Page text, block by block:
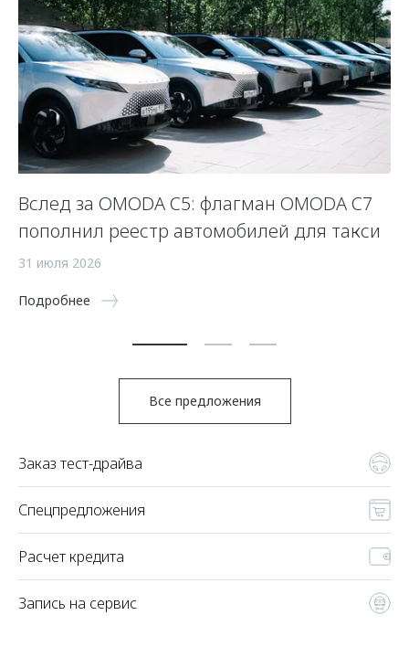
Вслед за OMODA C5: флагман OMODA C7
пополнил реестр автомобилей для такси
31 июля 2026
Подробнее
Все предложения
Заказ тест-драйва
Спецпредложения
Расчет кредита
Запись на сервис